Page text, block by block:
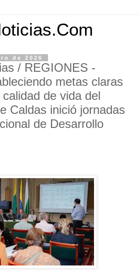
de 2026
/ REGIONES -
metas claras
de vida del
Caldas inició jornadas
de Desarrollo